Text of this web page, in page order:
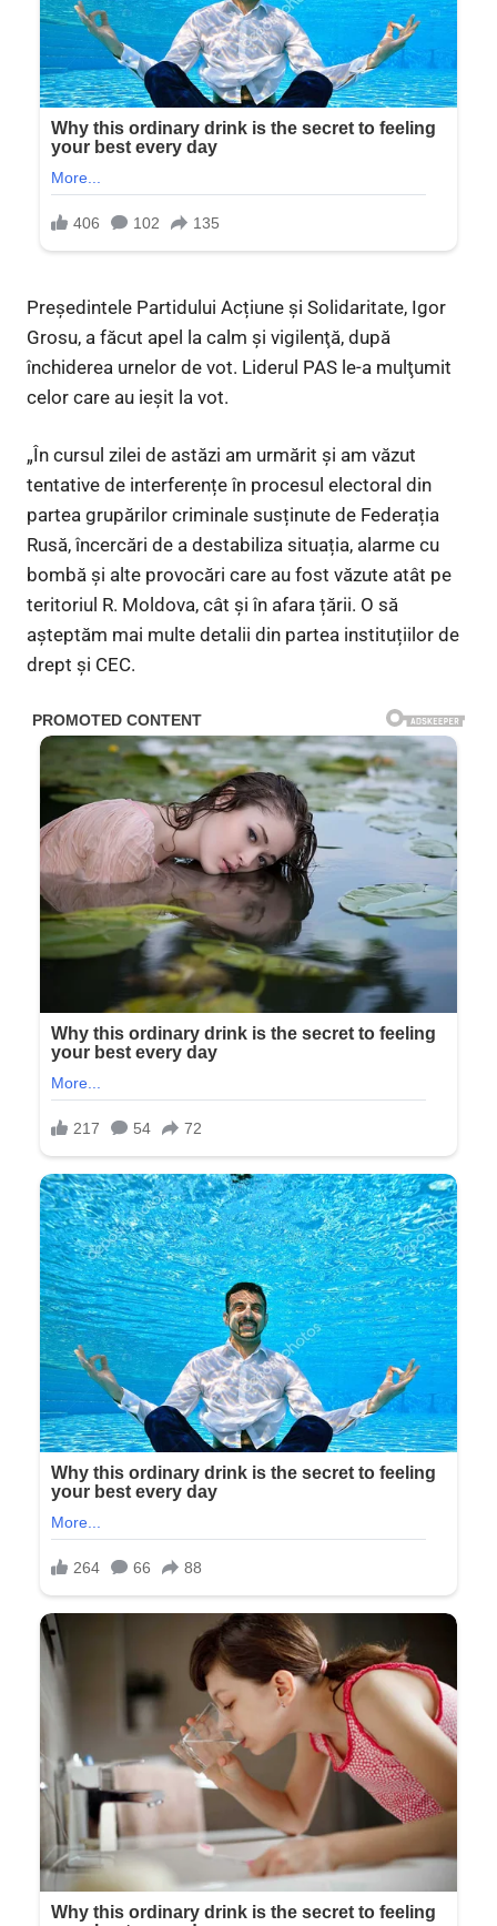
Președintele Partidului Acțiune și Solidaritate, Igor
Grosu, a făcut apel la calm şi vigilenţă, după
închiderea urnelor de vot. Liderul PAS le-a mulţumit
celor care au ieşit la vot.
„În cursul zilei de astăzi am urmărit și am văzut
tentative de interferențe în procesul electoral din
partea grupărilor criminale susținute de Federația
Rusă, încercări de a destabiliza situația, alarme cu
bombă și alte provocări care au fost văzute atât pe
teritoriul R. Moldova, cât și în afara țării. O să
așteptăm mai multe detalii din partea instituțiilor de
drept și CEC.